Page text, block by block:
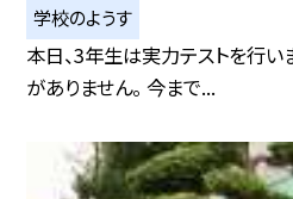
学校のようす
本日、3年生は実力テストを行い
がありません。 今まで...